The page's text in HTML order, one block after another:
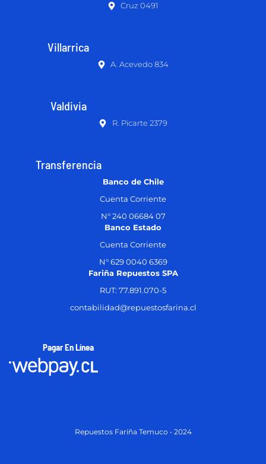
Cruz 0491
Villarrica
A. Acevedo 834
Valdivia
R. Picarte 2379
Transferencia
Banco de Chile
Cuenta Corriente
N° 240 06684 07
Banco Estado
Cuenta Corriente
N° 629 0040 6369
Fariña Repuestos SPA
RUT: 77.891.070-5
contabilidad@repuestosfarina.cl
Pagar En Línea
Repuestos Fariña Temuco • 2024